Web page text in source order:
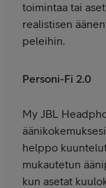
toimintaa tai
realistisen
peleihin.
Personi-Fi 2.0
My JBL
helppo
mukautetun
kun asetat